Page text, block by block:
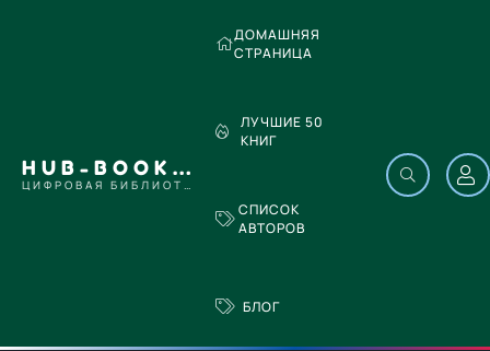
HUB-BOOKS.COM
ЦИФРОВАЯ БИБЛИОТЕКА
ДОМАШНЯЯ
СТРАНИЦА
ЛУЧШИЕ 50
КНИГ
СПИСОК
АВТОРОВ
БЛОГ